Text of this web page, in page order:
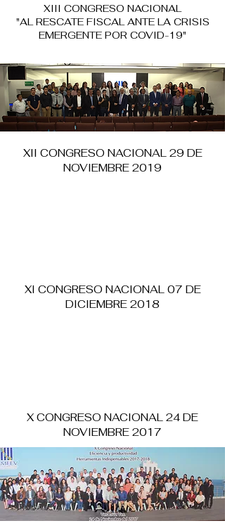
XIII CONGRESO NACIONAL
"AL RESCATE FISCAL ANTE LA CRISIS
EMERGENTE POR COVID-19"
XII CONGRESO NACIONAL 29 DE
NOVIEMBRE 2019
XI CONGRESO NACIONAL 07 DE
DICIEMBRE 2018
X CONGRESO NACIONAL 24 DE
NOVIEMBRE 2017